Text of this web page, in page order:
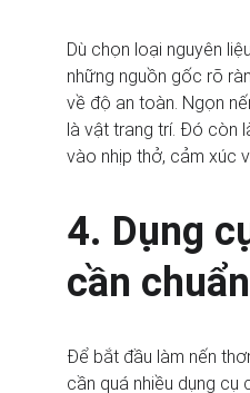
Dù chọn loại nguyên
những nguồn gốc rõ
về độ an toàn. Ngọn
là vật trang trí. Đó còn
vào nhịp thở, cảm xúc
4. Dụng
cần
Để bắt đầu làm nến
cần quá nhiều dụng cụ